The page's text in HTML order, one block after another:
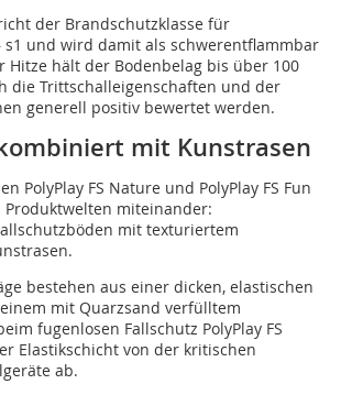
der Brandschutzklasse für
s1 und wird damit als schwerentflammbar
Hitze hält der Bodenbelag bis über 100
die Trittschalleigenschaften und der
generell positiv bewertet werden.
mit Kunstrasen
PolyPlay FS Nature und PolyPlay FS Fun
Produktwelten miteinander:
mit texturiertem
bestehen aus einer dicken, elastischen
mit Quarzsand verfülltem
fugenlosen Fallschutz PolyPlay FS
Elastikschicht von der kritischen
ab.